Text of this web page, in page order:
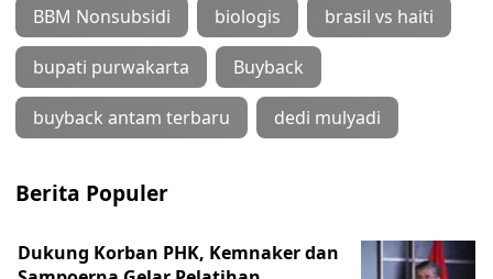
BBM Nonsubsidi biologis brasil vs haiti
bupati purwakarta Buyback
buyback antam terbaru dedi mulyadi
Berita Populer
Dukung Korban PHK, Kemnaker dan